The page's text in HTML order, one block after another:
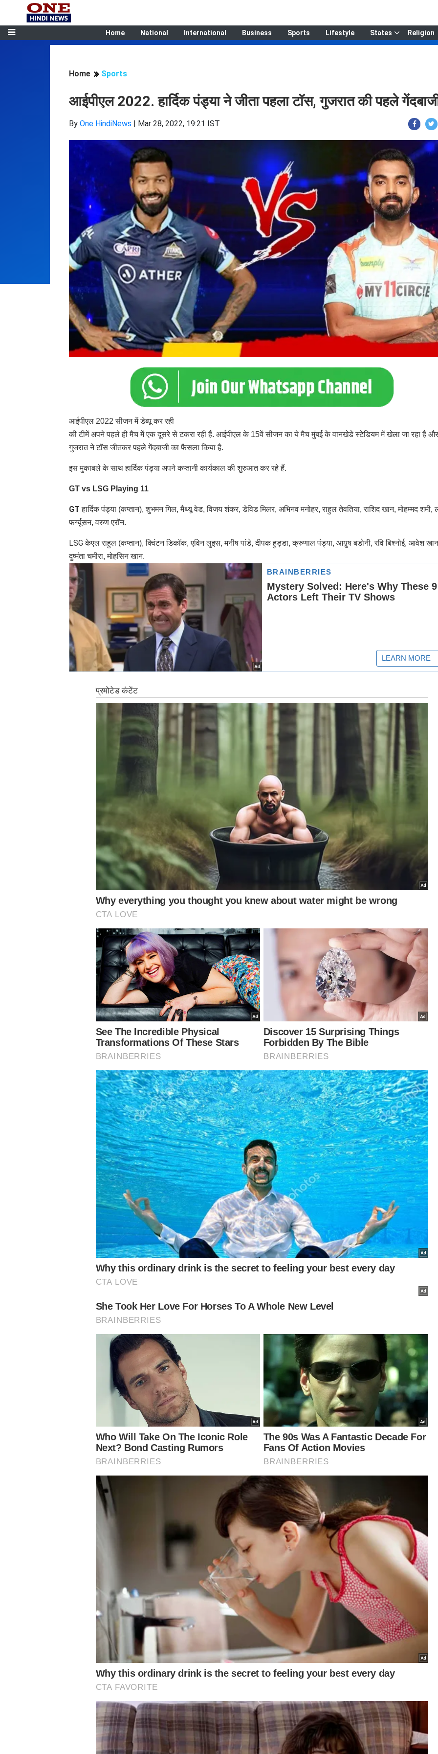
Home National International Business Sports Lifestyle States Religion
Home Sports
आईपीएल 2022. हार्दिक पंड्या ने जीता पहला टॉस, गुजरात की पहले
By One HindiNews | Mar 28, 2022, 19:21 IST
आईपीएल 2022 सीजन में डेब्यू कर रही
की टीमें अपने पहले ही मैच में एक दूसरे से टकरा रही हैं. आईपीएल के 15वें सीजन का ये मैच मुंबई के वानखेडे स्टेडियम में खेला जा रहा है और
गुजरात ने टॉस जीतकर पहले गेंदबाजी का फैसला किया है.
इस मुकाबले के साथ हार्दिक पंड्या अपने कप्तानी कार्यकाल की शुरुआत कर रहे हैं.
GT vs LSG Playing 11
GT हार्दिक पंड्या (कप्तान), शुभमन गिल, मैथ्यू वेड, विजय शंकर, डेविड मिलर, अभिनव मनोहर, राहुल तेवतिया, राशिद खान, मोहम्मद शमी,
फर्ग्यूसन, वरुण एरॉन.
LSGकेएल राहुल (कप्तान), क्विंटन डिकॉक, एविन लुइस, मनीष पांडे, दीपक हुड्डा, क्रुणाल पंड्या, आय़ुष बडोनी, रवि बिश्नोई, आवेश
दुष्मंता चमीरा, मोहसिन खान.